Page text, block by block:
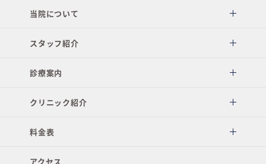
当院について
スタッフ紹介
診療案内
クリニック紹介
料金表
アクセス